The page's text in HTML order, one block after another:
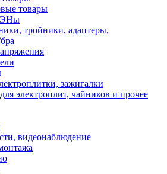
товары
тройники, адаптеры,
зажигалки
электроплит, чайников и прочее
видеонаблюдение